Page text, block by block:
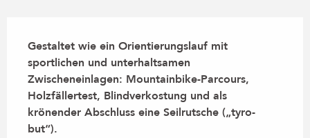
Gestaltet wie ein Orientierungslauf mit
sportlichen und unterhaltsamen
Zwischeneinlagen: Mountainbike-Parcours,
Holzfällertest, Blindverkostung und als
krönender Abschluss eine Seilrutsche („tyro-
but“).